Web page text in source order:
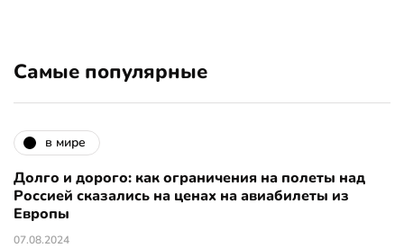
Самые популярные
в мире
Долго и дорого: как ограничения на полеты над
Россией сказались на ценах на авиабилеты из
Европы
07.08.2024